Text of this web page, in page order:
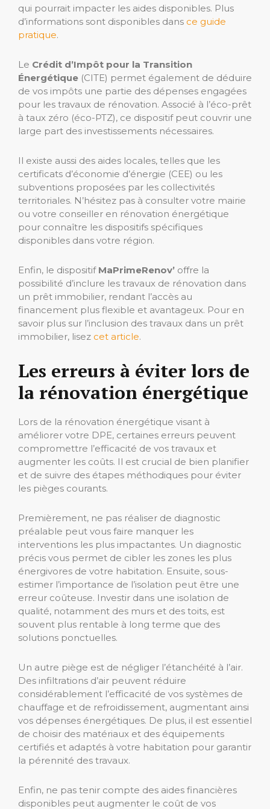
qui pourrait impacter les aides disponibles. Plus
d’informations sont disponibles dans ce guide
pratique.
Le Crédit d’Impôt pour la Transition
Énergétique (CITE) permet également de déduire
de vos impôts une partie des dépenses engagées
pour les travaux de rénovation. Associé à l’éco-prêt
à taux zéro (éco-PTZ), ce dispositif peut couvrir une
large part des investissements nécessaires.
Il existe aussi des aides locales, telles que les
certificats d’économie d’énergie (CEE) ou les
subventions proposées par les collectivités
territoriales. N’hésitez pas à consulter votre mairie
ou votre conseiller en rénovation énergétique
pour connaître les dispositifs spécifiques
disponibles dans votre région.
Enfin, le dispositif MaPrimeRenov’ offre la
possibilité d’inclure les travaux de rénovation dans
un prêt immobilier, rendant l’accès au
financement plus flexible et avantageux. Pour en
savoir plus sur l’inclusion des travaux dans un prêt
immobilier, lisez cet article.
Les erreurs à éviter lors de
la rénovation énergétique
Lors de la rénovation énergétique visant à
améliorer votre DPE, certaines erreurs peuvent
compromettre l’efficacité de vos travaux et
augmenter les coûts. Il est crucial de bien planifier
et de suivre des étapes méthodiques pour éviter
les pièges courants.
Premièrement, ne pas réaliser de diagnostic
préalable peut vous faire manquer les
interventions les plus impactantes. Un diagnostic
précis vous permet de cibler les zones les plus
énergivores de votre habitation. Ensuite, sous-
estimer l’importance de l’isolation peut être une
erreur coûteuse. Investir dans une isolation de
qualité, notamment des murs et des toits, est
souvent plus rentable à long terme que des
solutions ponctuelles.
Un autre piège est de négliger l’étanchéité à l’air.
Des infiltrations d’air peuvent réduire
considérablement l’efficacité de vos systèmes de
chauffage et de refroidissement, augmentant ainsi
vos dépenses énergétiques. De plus, il est essentiel
de choisir des matériaux et des équipements
certifiés et adaptés à votre habitation pour garantir
la pérennité des travaux.
Enfin, ne pas tenir compte des aides financières
disponibles peut augmenter le coût de vos